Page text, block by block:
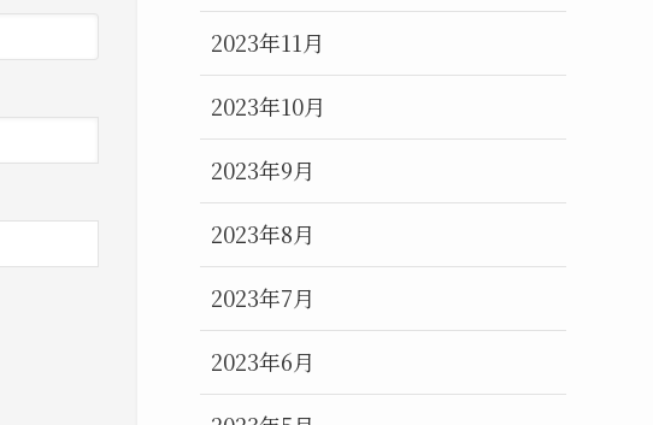
2023年11月
2023年10月
2023年9月
2023年8月
2023年7月
2023年6月